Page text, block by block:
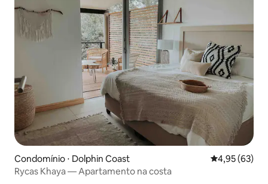
Condomínio ⋅ Dolphin Coast 4,95 de uma
4,95 (63)
Rycas Khaya — Apartamento na costa